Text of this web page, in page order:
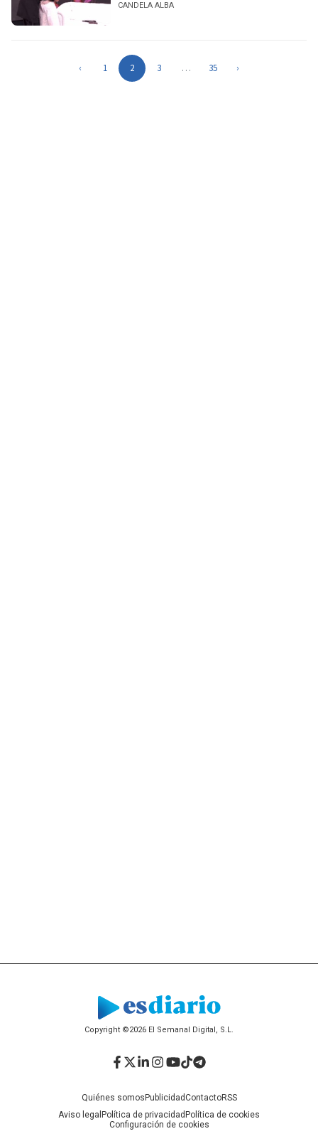
CANDELA ALBA
‹ 1 2 3 … 35 ›
Copyright ©2026 El Semanal Digital, S.L.
Quiénes somosPublicidadContactoRSS
Aviso legal Política de privacidadPolítica de cookies
Configuración de cookies
Facebook
Twitter
LinkedIn
Instagram
YouTube
TikTok
Telegram